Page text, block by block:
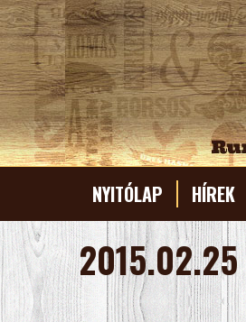
NYITÓLAP HÍREK
2015.02.25